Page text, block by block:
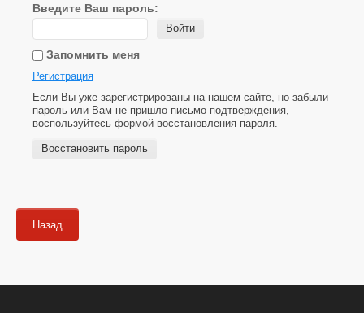
Введите Ваш пароль:
Войти
Запомнить меня
Регистрация
Если Вы уже зарегистрированы на нашем сайте, но забыли
пароль или Вам не пришло письмо подтверждения,
воспользуйтесь формой восстановления пароля.
Восстановить пароль
Назад